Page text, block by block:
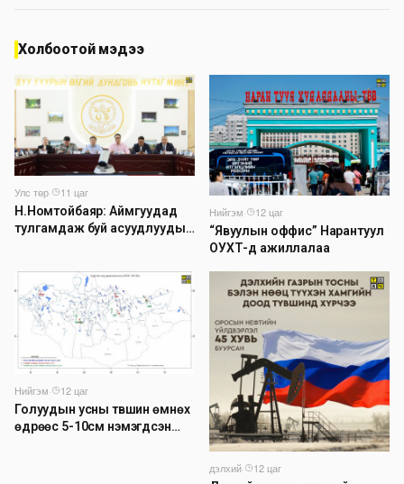
Холбоотой мэдээ
Улс төр·
11 цаг
Н.Номтойбаяр: Аймгуудад
тулгамдаж буй асуудлуудыг
танилцуулж, шийдвэрлүүлнэ
Нийгэм·
12 цаг
“Явуулын оффис” Нарантуул
ОУХТ-д ажиллалаа
Нийгэм·
12 цаг
Голуудын усны түвшин өмнөх
өдрөөс 5-10см нэмэгдсэн
дэлхий·
12 цаг